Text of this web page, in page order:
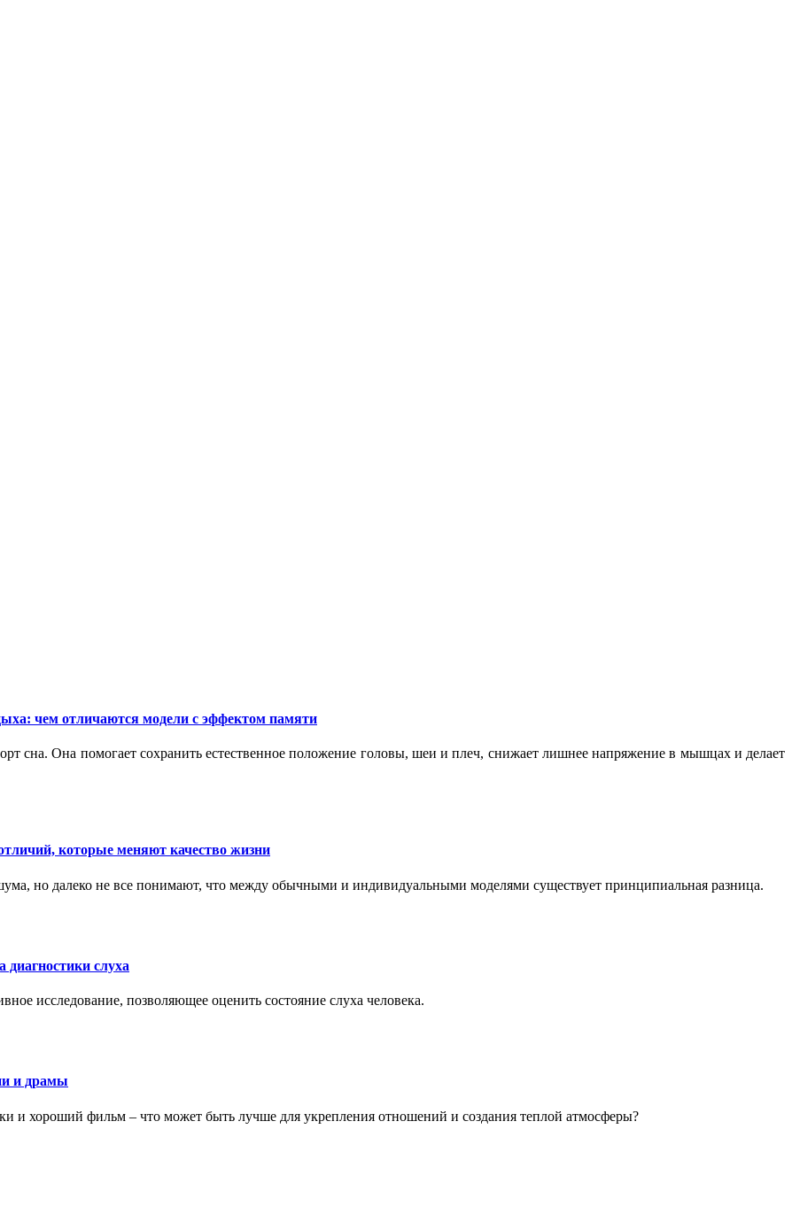
чем отличаются модели с эффектом памяти
сна. Она помогает сохранить естественное положение головы, шеи и плеч, снижает лишнее напряжение в мышцах и делает
которые меняют качество жизни
но далеко не все понимают, что между обычными и индивидуальными моделями существует принципиальная разница.
диагностики слуха
исследование, позволяющее оценить состояние слуха человека.
и драмы
и хороший фильм – что может быть лучше для укрепления отношений и создания теплой атмосферы?